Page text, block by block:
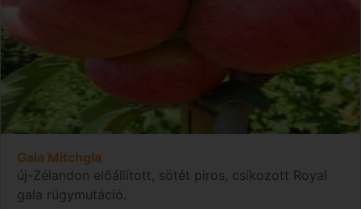
Gala Mitchgla
új-Zélandon előállított, sötét piros, csíkozott Royal
gala rügymutáció.